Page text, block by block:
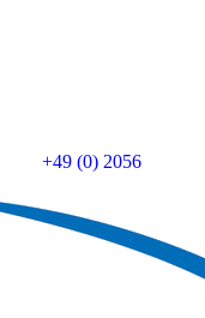
+49 (0) 2056